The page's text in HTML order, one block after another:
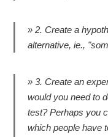
2. Create a
alternative, ie.,
3. Create an
would you need to
test? Perhaps you
which people have